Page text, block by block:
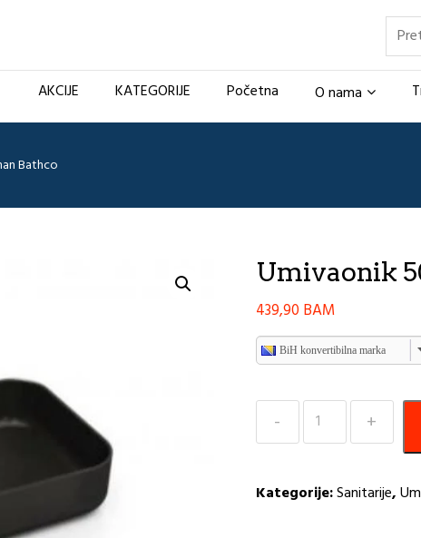
AKCIJE KATEGORIJE Početna O nama
Bathco
Umivaonik
439,90 BAM
BiH konvertibilna marka
Umivaonik
Dinan
Kategorije:Sanitarije,